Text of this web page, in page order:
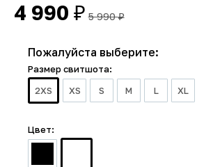
4 990 ₽ 5 990₽
Пожалуйста выберите:
Размер свитшота:
2XS
XS S M L XL
Цвет: